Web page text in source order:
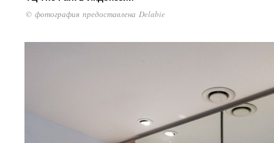
© фотография предоставлена Delabie